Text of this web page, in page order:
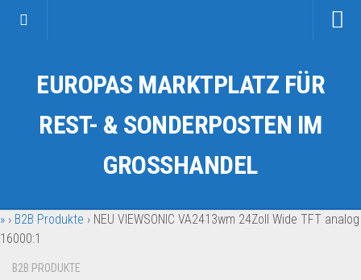
Kategorien
Auto & Motorrad
Fahrzeuge & Transport
Garten & Werkzeug
Geschenkartikel
EUROPAS MARKTPLATZ FÜR
REST- & SONDERPOSTEN IM
GROSSHANDEL
» › B2B Produkte › NEU VIEWSONIC VA2413wm 24Zoll Wide TFT analog
16000:1
B2B PRODUKTE